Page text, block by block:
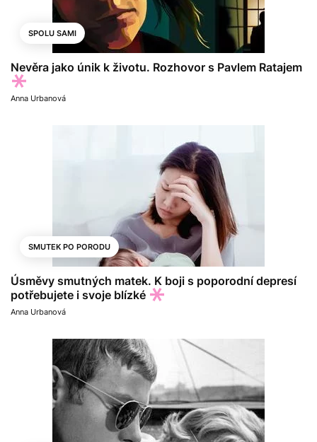
SPOLU SAMI
Nevěra jako únik k životu. Rozhovor s Pavlem Ratajem
Anna Urbanová
SMUTEK PO PORODU
Úsměvy smutných matek. K boji s poporodní depresí
potřebujete i svoje blízké
Anna Urbanová